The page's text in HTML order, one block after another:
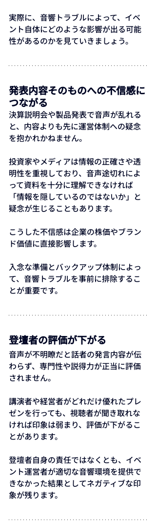
実際に、音響トラブルによって、イベ
ント自体にどのような影響が出る可能
性があるのかを見ていきましょう。
発表内容そのものへの不信感に
つながる
決算説明会や製品発表で音声が乱れる
と、内容よりも先に運営体制への疑念
を抱かれかねません。
投資家やメディアは情報の正確さや透
明性を重視しており、音声途切れによ
って資料を十分に理解できなければ
「情報を隠しているのではないか」と
疑念が生じることもあります。
こうした不信感は企業の株価やブラン
ド価値に直接影響します。
入念な準備とバックアップ体制によっ
て、音響トラブルを事前に排除するこ
とが重要です。
登壇者の評価が下がる
音声が不明瞭だと話者の発言内容が伝
わらず、専門性や説得力が正当に評価
されません。
講演者や経営者がどれだけ優れたプレ
ゼンを行っても、視聴者が聞き取れな
ければ印象は弱まり、評価が下がるこ
とがあります。
登壇者自身の責任ではなくとも、イベ
ント運営者が適切な音響環境を提供で
きなかった結果としてネガティブな印
象が残ります。